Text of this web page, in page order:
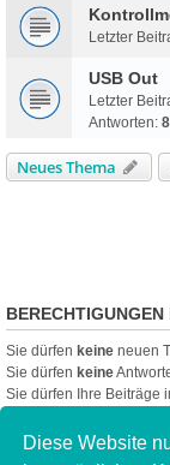
Diese Website
Letzter
USB Out
Letzter
Antworten: 8
Neues Thema
Sie dürfen keine neuen
Sie dürfen keine
Sie dürfen Ihre Beiträge
Sie dürfen keine